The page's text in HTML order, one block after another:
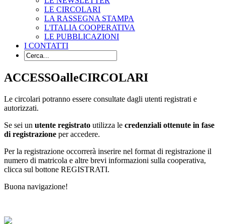
LE CIRCOLARI
LA RASSEGNA STAMPA
L'ITALIA COOPERATIVA
LE PUBBLICAZIONI
I CONTATTI
ACCESSOalleCIRCOLARI
Le circolari potranno essere consultate dagli utenti registrati e
autorizzati.
Se sei un utente registrato utilizza le credenziali ottenute in fase
di registrazione per accedere.
Per la registrazione occorrerà inserire nel format di registrazione il
numero di matricola e altre brevi informazioni sulla cooperativa,
clicca sul bottone REGISTRATI.
Buona navigazione!